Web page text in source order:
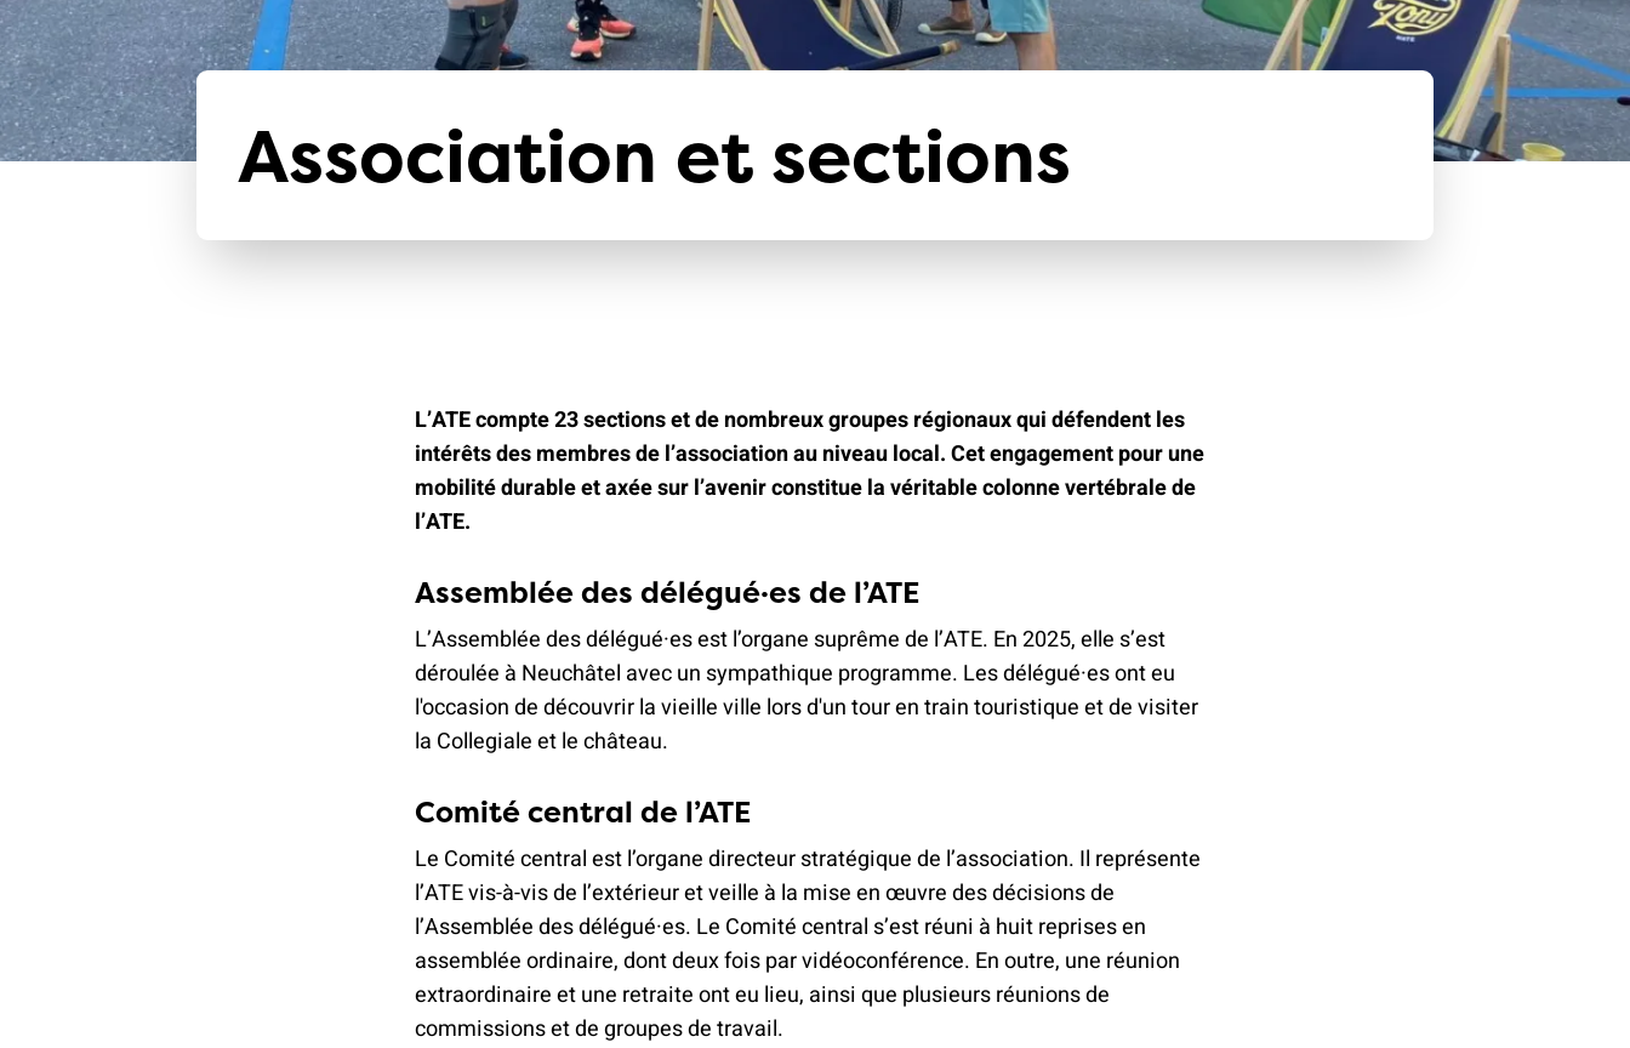
d'assurances
Association et sections
L’ATE compte 23 sections et de nombreux groupes régionaux qui défendent les
intérêts des membres de l’association au niveau local. Cet engagement pour une
mobilité durable et axée sur l’avenir constitue la véritable colonne vertébrale de
l’ATE.
Assemblée des délégué·es de l’ATE
L’Assemblée des délégué·es est l’organe suprême de l’ATE. En 2025, elle s’est
déroulée à Neuchâtel avec un sympathique programme. Les délégué·es ont eu
l'occasion de découvrir la vieille ville lors d'un tour en train touristique et de visiter
la Collegiale et le château.
Comité central de l’ATE
Le Comité central est l’organe directeur stratégique de l’association. Il représente
l’ATE vis-à-vis de l’extérieur et veille à la mise en œuvre des décisions de
l’Assemblée des délégué·es. Le Comité central s’est réuni à huit reprises en
assemblée ordinaire, dont deux fois par vidéoconférence. En outre, une réunion
extraordinaire et une retraite ont eu lieu, ainsi que plusieurs réunions de
commissions et de groupes de travail.